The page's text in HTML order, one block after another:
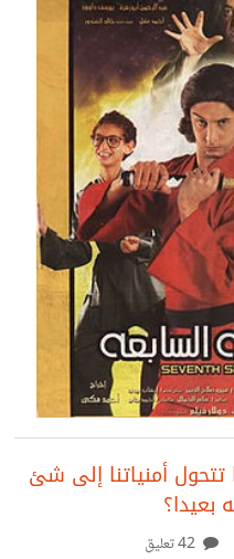
تتحول أمنياتنا إلى شئ
بعيدا؟